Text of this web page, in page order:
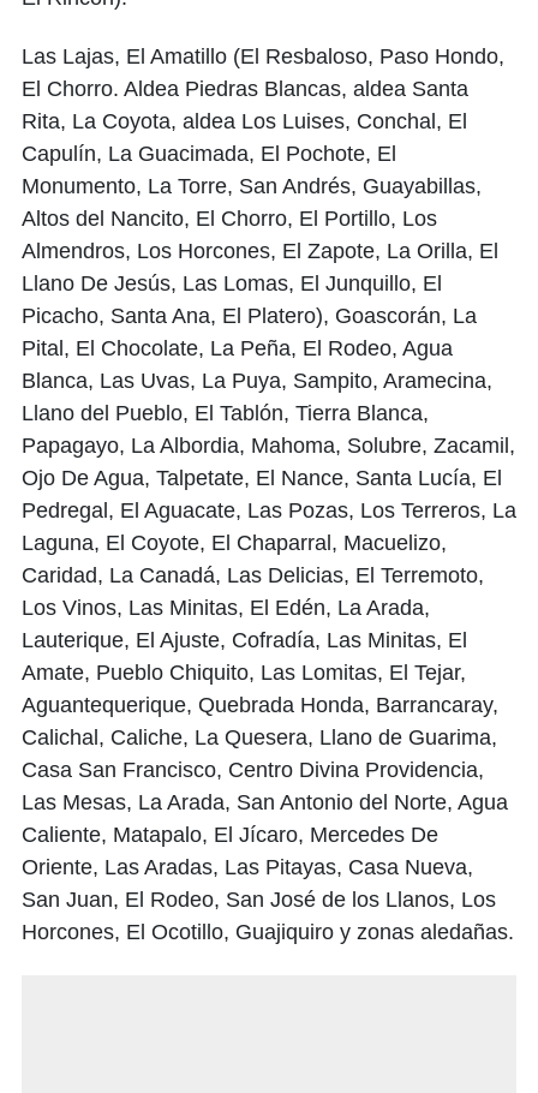
Las Lajas, El Amatillo (El Resbaloso, Paso Hondo,
El Chorro. Aldea Piedras Blancas, aldea Santa
Rita, La Coyota, aldea Los Luises, Conchal, El
Capulín, La Guacimada, El Pochote, El
Monumento, La Torre, San Andrés, Guayabillas,
Altos del Nancito, El Chorro, El Portillo, Los
Almendros, Los Horcones, El Zapote, La Orilla, El
Llano De Jesús, Las Lomas, El Junquillo, El
Picacho, Santa Ana, El Platero), Goascorán, La
Pital, El Chocolate, La Peña, El Rodeo, Agua
Blanca, Las Uvas, La Puya, Sampito, Aramecina,
Llano del Pueblo, El Tablón, Tierra Blanca,
Papagayo, La Albordia, Mahoma, Solubre, Zacamil,
Ojo De Agua, Talpetate, El Nance, Santa Lucía, El
Pedregal, El Aguacate, Las Pozas, Los Terreros, La
Laguna, El Coyote, El Chaparral, Macuelizo,
Caridad, La Canadá, Las Delicias, El Terremoto,
Los Vinos, Las Minitas, El Edén, La Arada,
Lauterique, El Ajuste, Cofradía, Las Minitas, El
Amate, Pueblo Chiquito, Las Lomitas, El Tejar,
Aguantequerique, Quebrada Honda, Barrancaray,
Calichal, Caliche, La Quesera, Llano de Guarima,
Casa San Francisco, Centro Divina Providencia,
Las Mesas, La Arada, San Antonio del Norte, Agua
Caliente, Matapalo, El Jícaro, Mercedes De
Oriente, Las Aradas, Las Pitayas, Casa Nueva,
San Juan, El Rodeo, San José de los Llanos, Los
Horcones, El Ocotillo, Guajiquiro y zonas aledañas.